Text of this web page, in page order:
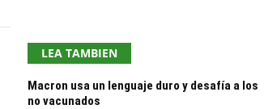
LEA TAMBIEN
Macron usa un lenguaje duro y desafía a los
no vacunados